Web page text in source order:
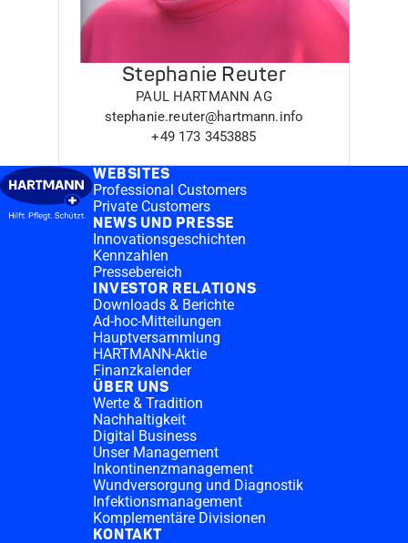
Stephanie Reuter
PAUL HARTMANN AG
stephanie.reuter@hartmann.info
+49 173 3453885
WEBSITES
Professional Customers
Private Customers
NEWS UND PRESSE
Innovationsgeschichten
Kennzahlen
Pressebereich
INVESTOR RELATIONS
Downloads & Berichte
Ad-hoc-Mitteilungen
Hauptversammlung
HARTMANN-Aktie
Finanzkalender
ÜBER UNS
Werte & Tradition
Nachhaltigkeit
Digital Business
Unser Management
Inkontinenzmanagement
Wundversorgung und Diagnostik
Infektionsmanagement
Komplementäre Divisionen
KONTAKT